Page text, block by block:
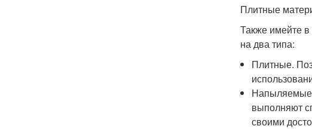
Плитные
Также имейте
на два типа:
Плитные.
Напыляемые.
выполняют
своими